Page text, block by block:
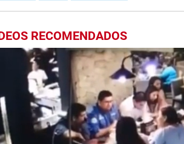
RECOMENDADOS